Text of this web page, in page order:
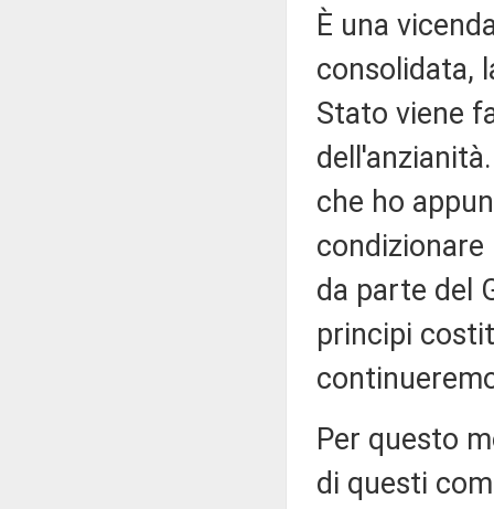
È una
consolidata,
Stato viene
che ho
da parte del
principi
Per questo
di questi